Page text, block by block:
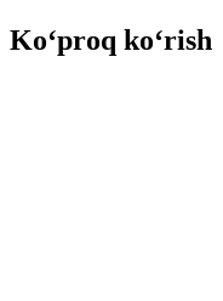
Ko‘proq ko‘rish